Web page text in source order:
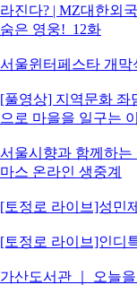
라진다? | MZ대한외
숨은 영웅!_12화
서울윈터페스타 개막
[풀영상] 지역문화 좌
으로 마을을 일구는
서울시향과 함께하는
마스 온라인 생중계
[토정로 라이브]성민
[토정로 라이브]인디
가산도서관 ｜ 오늘